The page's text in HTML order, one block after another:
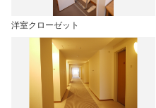
洋室クローゼット